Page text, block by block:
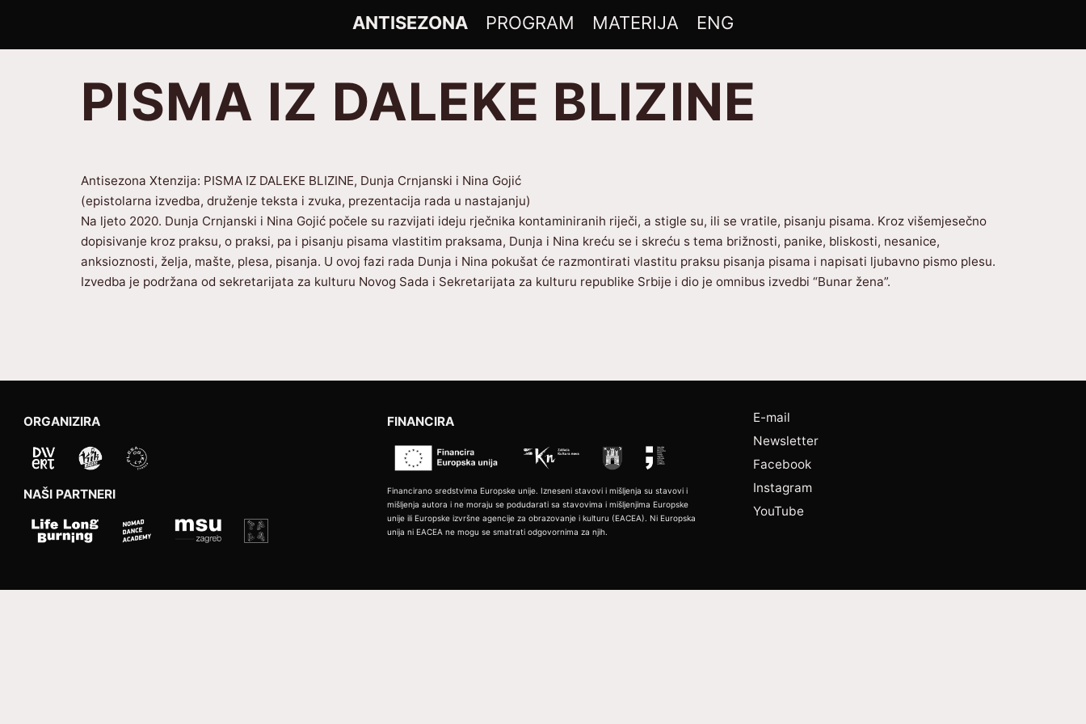
sadržaj
ANTISEZONA PROGRAM MATERIJA ENG
PISMA IZ DALEKE BLIZINE
Antisezona Xtenzija: PISMA IZ DALEKE BLIZINE, Dunja Crnjanski i Nina Gojić
(epistolarna izvedba, druženje teksta i zvuka, prezentacija rada u nastajanju)
Na ljeto 2020. Dunja Crnjanski i Nina Gojić počele su razvijati ideju rječnika kontaminiranih riječi, a stigle su, ili se vratile, pisanju pisama. Kroz višemjesečno
dopisivanje kroz praksu, o praksi, pa i pisanju pisama vlastitim praksama, Dunja i Nina kreću se i skreću s tema brižnosti, panike, bliskosti, nesanice,
anksioznosti, želja, mašte, plesa, pisanja. U ovoj fazi rada Dunja i Nina pokušat će razmontirati vlastitu praksu pisanja pisama i napisati ljubavno pismo plesu.
Izvedba je podržana od sekretarijata za kulturu Novog Sada i Sekretarijata za kulturu republike Srbije i dio je omnibus izvedbi “Bunar žena”.
ORGANIZIRA
NAŠI PARTNERI
FINANCIRA
Financirano sredstvima Europske unije. Izneseni stavovi i mišljenja su stavovi i
mišljenja autora i ne moraju se podudarati sa stavovima i mišljenjima Europske
unije ili Europske izvršne agencije za obrazovanje i kulturu (EACEA). Ni Europska
unija ni EACEA ne mogu se smatrati odgovornima za njih.
E-mail
Newsletter
Facebook
Instagram
YouTube